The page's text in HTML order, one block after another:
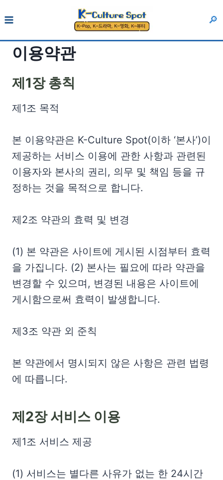
to
content
🔎
이용약관
제1장 총칙
제1조 목적
본 이용약관은 K-Culture Spot(이하 ‘본사’)이
제공하는 서비스 이용에 관한 사항과 관련된
이용자와 본사의 권리, 의무 및 책임 등을 규
정하는 것을 목적으로 합니다.
제2조 약관의 효력 및 변경
(1) 본 약관은 사이트에 게시된 시점부터 효력
을 가집니다. (2) 본사는 필요에 따라 약관을
변경할 수 있으며, 변경된 내용은 사이트에
게시함으로써 효력이 발생합니다.
제3조 약관 외 준칙
본 약관에서 명시되지 않은 사항은 관련 법령
에 따릅니다.
제2장 서비스 이용
제1조 서비스 제공
(1) 서비스는 별다른 사유가 없는 한 24시간